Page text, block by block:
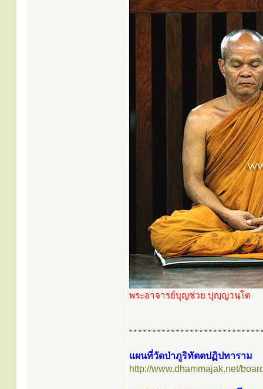
พระอาจารย์บุญช่วย ปุญฺญวนฺโต
* * * * * * * * * * * * * * * * * * * * * * * * * * * *
แผนที่วัดป่าภูริทัตตปฏิปทาราม
http://www.dhammajak.net/